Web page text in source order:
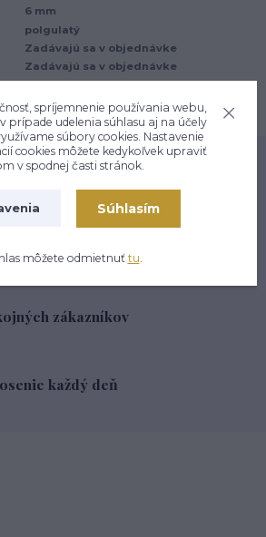
6 mm
polgulatý
Zadávajú sa v objednávke
Zadávajú sa v objednávke
8.2 g
2006
zákazníkov
každý deň
spríjemnenie používania webu,
prípade udelenia súhlasu aj na účely
súbory cookies. Nastavenie
cookies môžete kedykoľvek upraviť
v spodnej časti stránok.
Súhlasím
môžete odmietnuť tu.